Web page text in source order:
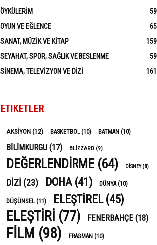
ÖYKÜLERIM
59
OYUN VE EĞLENCE
65
SANAT, MÜZIK VE KITAP
159
SEYAHAT, SPOR, SAĞLIK VE BESLENME
59
SINEMA, TELEVIZYON VE DIZI
161
ETIKETLER
AKSIYON(12) BASKETBOL (10) BATMAN (10)
BILIMKURGU (17) BLIZZARD (9)
DEĞERLENDIRME (64) DISNEY(8)
DIZI (23) DOHA (41) DÜNYA(10)
DÜŞÜNSEL(11) ELEŞTIREL(45)
ELEŞTIRI (77) FENERBAHÇE (18)
FILM (98) FRAGMAN (10)